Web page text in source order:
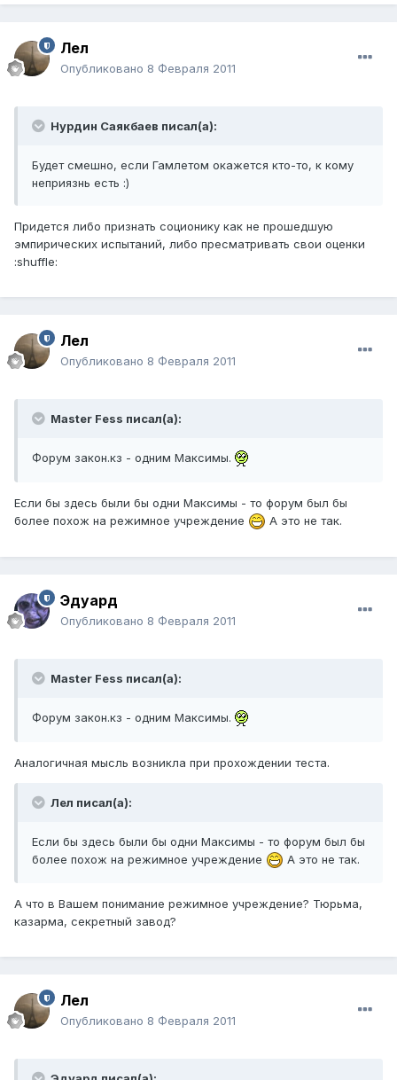
Лел
Опубликовано 8 Февраля 2011
Нурдин Саякбаев писал(а):
Будет смешно, если Гамлетом окажется кто-то, к кому
неприязнь есть :)
Придется либо признать соционику как не прошедшую
эмпирических испытаний, либо пресматривать свои оценки
:shuffle:
Лел
Опубликовано 8 Февраля 2011
Master Fess писал(а):
Форум закон.кз - одним Максимы.
Если бы здесь были бы одни Максимы - то форум был бы
более похож на режимное учреждение
А это не так.
Эдуард
Опубликовано 8 Февраля 2011
Master Fess писал(а):
Форум закон.кз - одним Максимы.
Аналогичная мысль возникла при прохождении теста.
Лел писал(а):
Если бы здесь были бы одни Максимы - то форум был бы
более похож на режимное учреждение
А это не так.
А что в Вашем понимание режимное учреждение? Тюрьма,
казарма, секретный завод?
Лел
Опубликовано 8 Февраля 2011